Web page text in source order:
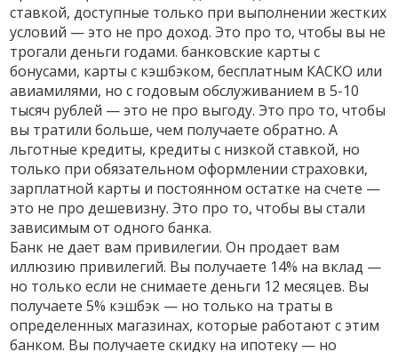
ставкой, доступные только при выполнении жестких
условий — это не про доход. Это про то, чтобы вы не
трогали деньги годами.банковские карты с
бонусами, карты с кэшбэком, бесплатным КАСКО или
авиамилями, но с годовым обслуживанием в 5-10
тысяч рублей — это не про выгоду. Это про то, чтобы
вы тратили больше, чем получаете обратно. А
льготные кредиты, кредиты с низкой ставкой, но
только при обязательном оформлении страховки,
зарплатной карты и постоянном остатке на счете —
это не про дешевизну. Это про то, чтобы вы стали
зависимым от одного банка.
Банк не дает вам привилегии. Он продает вам
иллюзию привилегий. Вы получаете 14% на вклад —
но только если не снимаете деньги 12 месяцев. Вы
получаете 5% кэшбэк — но только на траты в
определенных магазинах, которые работают с этим
банком. Вы получаете скидку на ипотеку — но